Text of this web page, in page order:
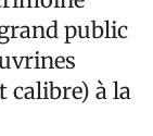
public
calibre) à la